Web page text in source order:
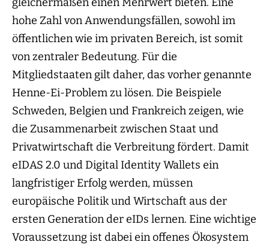
hohe Zahl von Anwendungsfällen, sowohl im
öffentlichen wie im privaten Bereich, ist somit
von zentraler Bedeutung. Für die
Mitgliedstaaten gilt daher, das vorher genannte
Henne-Ei-Problem zu lösen. Die Beispiele
Schweden, Belgien und Frankreich zeigen, wie
die Zusammenarbeit zwischen Staat und
Privatwirtschaft die Verbreitung fördert. Damit
eIDAS 2.0 und Digital Identity Wallets ein
langfristiger Erfolg werden, müssen
europäische Politik und Wirtschaft aus der
ersten Generation der eIDs lernen. Eine wichtige
Voraussetzung ist dabei ein offenes Ökosystem